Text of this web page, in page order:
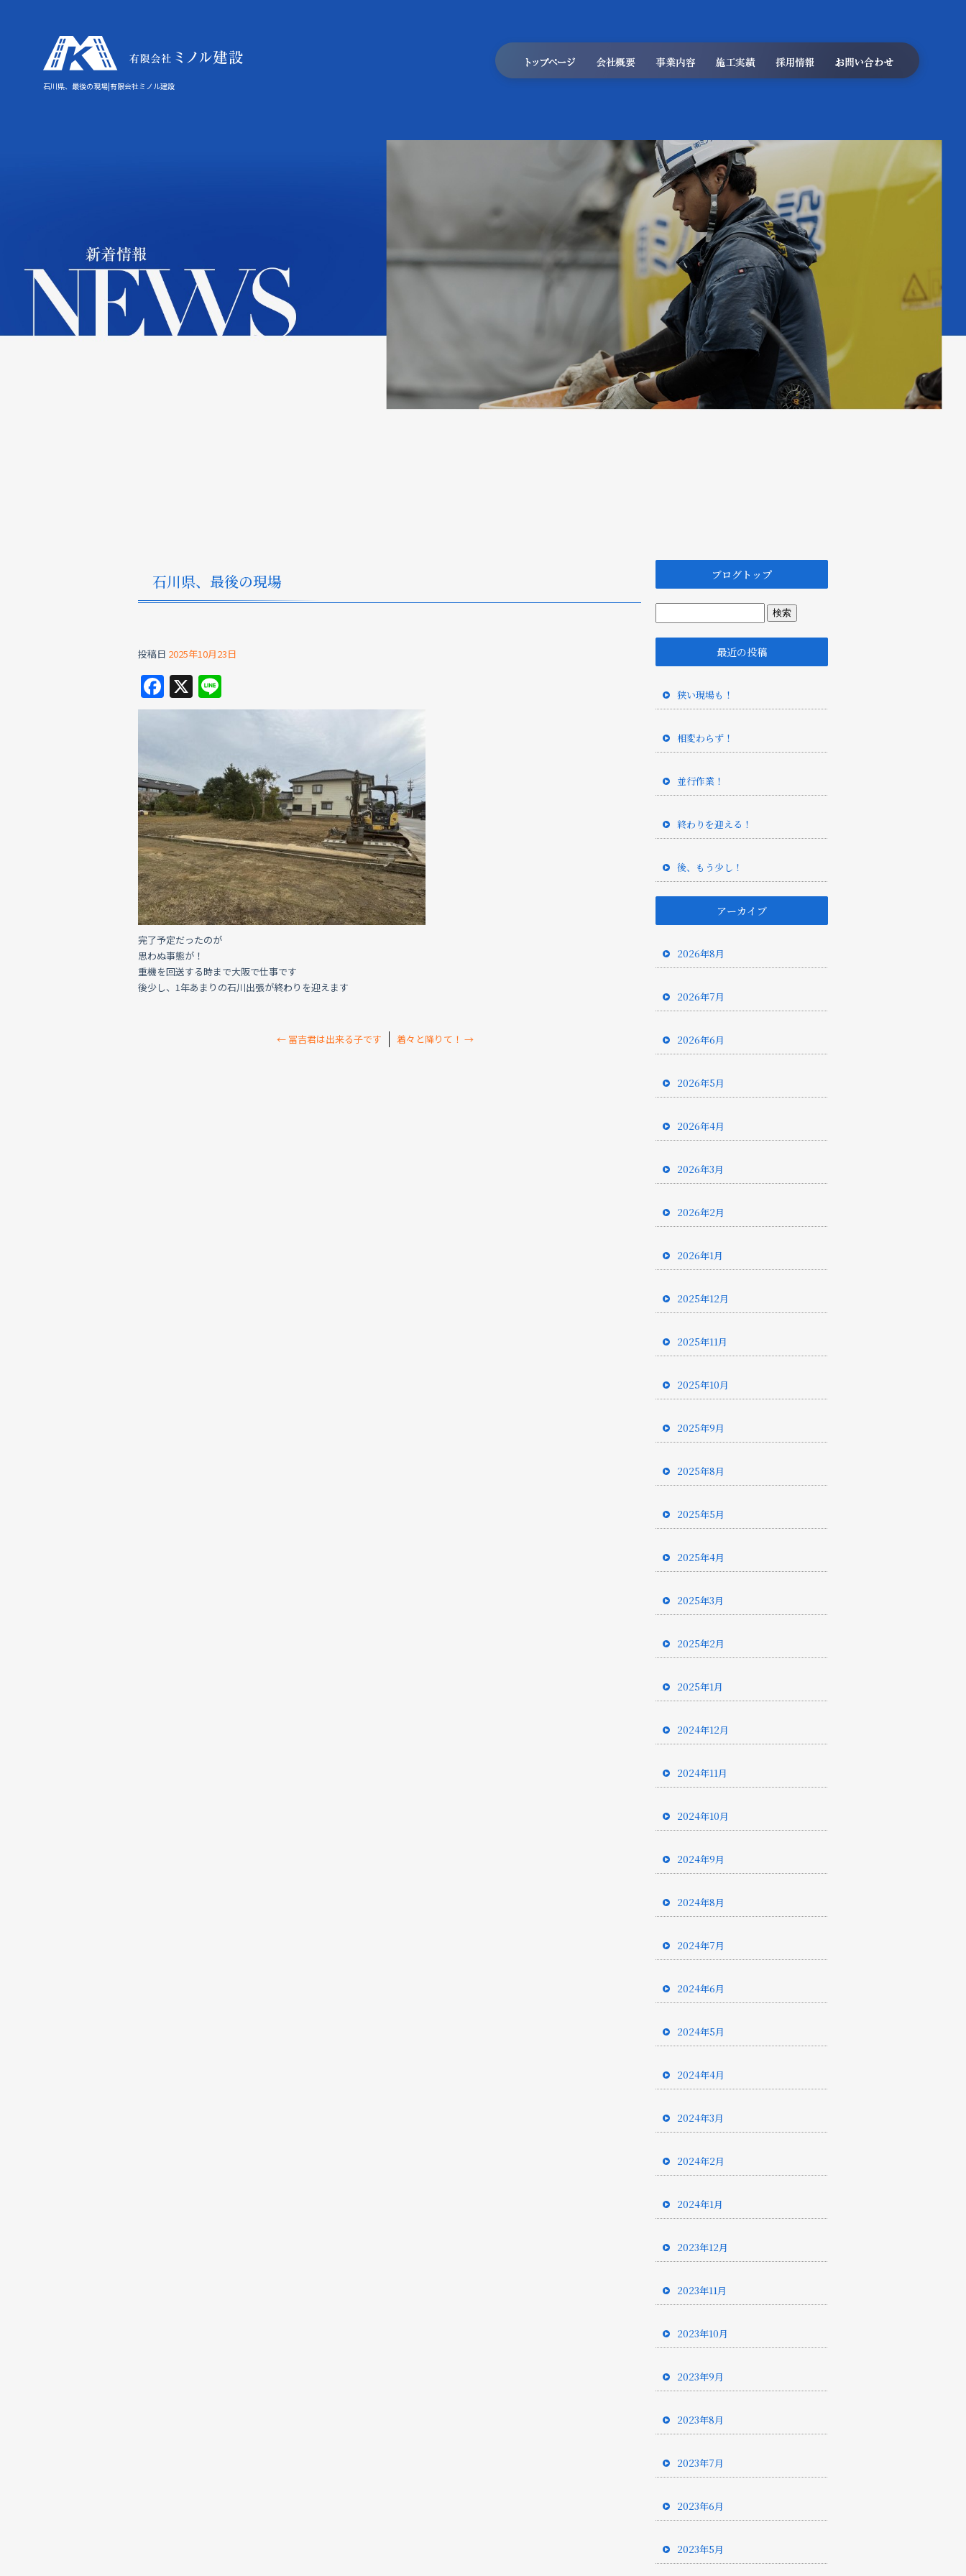
石川県、最後の現場|有限会社ミノル建設
石川県、最後の現場
投稿日 2025年10月23日
F
a
b
o
o
k
X
n
完了予定だったのが
思わぬ事態が！
重機を回送する時まで大阪で仕事です
後少し、1年あまりの石川出張が終わりを迎えます
← 冨吉君は出来る子です 着々と降りて！ →
ブログトップ
最近の投稿
狭い現場も！
相変わらず！
並行作業！
終わりを迎える！
後、もう少し！
アーカイブ
2026年8月
2026年7月
2026年6月
2026年5月
2026年4月
2026年3月
2026年2月
2026年1月
2025年12月
2025年11月
2025年10月
2025年9月
2025年8月
2025年5月
2025年4月
2025年3月
2025年2月
2025年1月
2024年12月
2024年11月
2024年10月
2024年9月
2024年8月
2024年7月
2024年6月
2024年5月
2024年4月
2024年3月
2024年2月
2024年1月
2023年12月
2023年11月
2023年10月
2023年9月
2023年8月
2023年7月
2023年6月
2023年5月